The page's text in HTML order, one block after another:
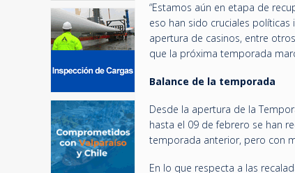
“Estamos aún en etapa de
eso han sido cruciales
apertura de casinos, entre
que la próxima temporada
Balance de la temporada
Desde la apertura de la
hasta el 09 de febrero se han
temporada anterior, pero con
En lo que respecta a las